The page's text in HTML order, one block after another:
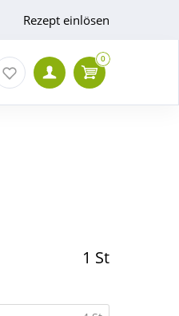
Rezept einlösen
0
1 St